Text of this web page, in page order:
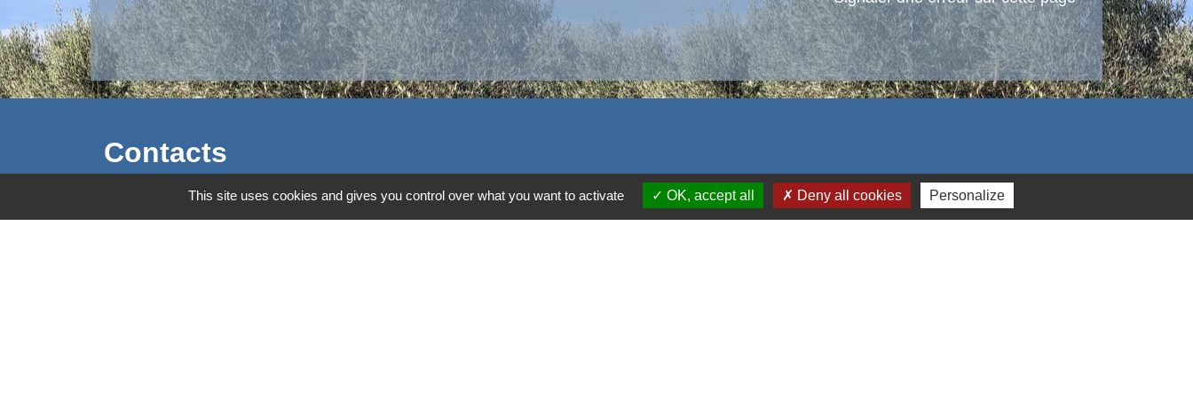
Contacts
This site uses cookies and gives you control over what you want to activate OK, accept all Deny all cookies Personalize